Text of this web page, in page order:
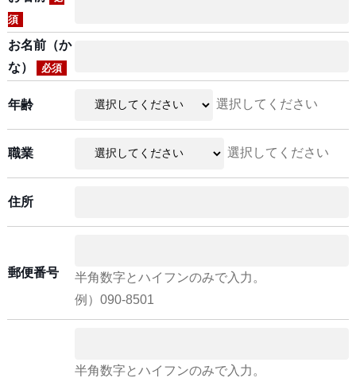
須
お名前（か
な）
必須
年齢 選択してください
職業 選択してください
住所
郵便番号
半角数字とハイフンのみで入力。
例）090-8501
半角数字とハイフンのみで入力。